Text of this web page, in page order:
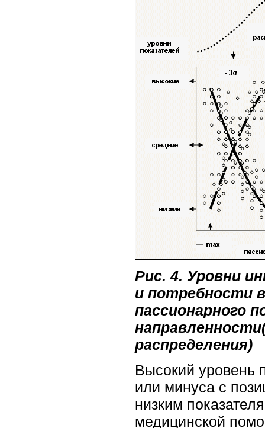
Рис. 4. Уровни
и потребности
пассионарного
распределения)
Высокий уровень
или минуса с
низким
медицинской